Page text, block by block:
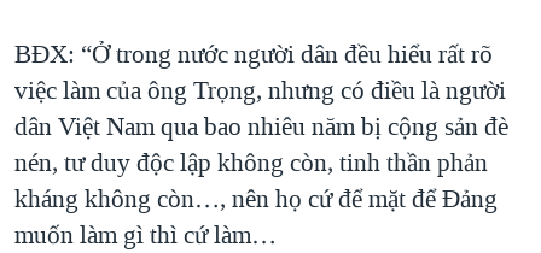
BĐX: “Ở trong nước người dân đều hiểu rất rõ
việc làm của ông Trọng, nhưng có điều là người
dân Việt Nam qua bao nhiêu năm bị cộng sản đè
nén, tư duy độc lập không còn, tinh thần phản
kháng không còn…, nên họ cứ để mặt để Đảng
muốn làm gì thì cứ làm…